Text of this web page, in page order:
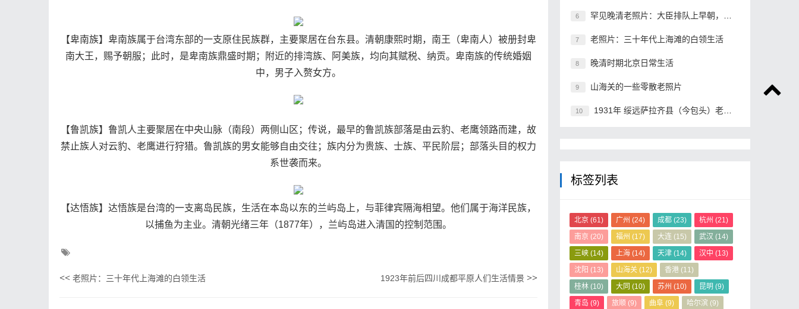
【卑南族】卑南族属于台湾东部的一支原住民族群，主要聚居在台东县。清朝康熙时期，南王（卑南人）被册封卑
南大王，赐予朝服；此时，是卑南族鼎盛时期；附近的排湾族、阿美族，均向其赋税、纳贡。卑南族的传统婚姻
中，男子入赘女方。
【鲁凯族】鲁凯人主要聚居在中央山脉（南段）两侧山区；传说，最早的鲁凯族部落是由云豹、老鹰领路而建，故
禁止族人对云豹、老鹰进行狩猎。鲁凯族的男女能够自由交往；族内分为贵族、士族、平民阶层；部落头目的权力
系世袭而来。
【达悟族】达悟族是台湾的一支离岛民族，生活在本岛以东的兰屿岛上，与菲律宾隔海相望。他们属于海洋民族，
以捕鱼为主业。清朝光绪三年（1877年），兰屿岛进入清国的控制范围。
<< 老照片：三十年代上海滩的白领生活 1923年前后四川成都平原人们生活情景 >>
6 罕见晚清老照片：大臣排队上早朝，格格承包晚清最高颜值
7 老照片：三十年代上海滩的白领生活
8 晚清时期北京日常生活
9 山海关的一些零散老照片
10 1931年 绥远萨拉齐县（今包头）老照片
标签列表
北京 (61) 广州 (24) 成都 (23) 杭州 (21)
南京 (20) 福州 (17) 大连 (15) 武汉 (14)
三峡 (14) 上海 (14) 天津 (14) 汉中 (13)
沈阳 (13) 山海关 (12) 香港 (11)
桂林 (10) 大同 (10) 苏州 (10) 昆明 (9)
青岛 (9) 旅顺 (9) 曲阜 (9) 哈尔滨 (9)